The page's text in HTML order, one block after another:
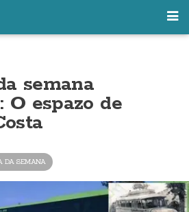
semana
O espazo de
DA SEMANA